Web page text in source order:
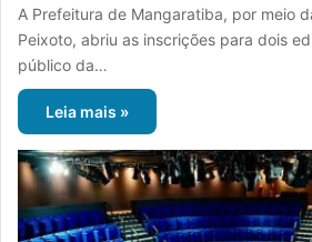
A Prefeitura de Mangaratiba, por meio
Peixoto, abriu as inscrições para dois
público da…
Leia mais »